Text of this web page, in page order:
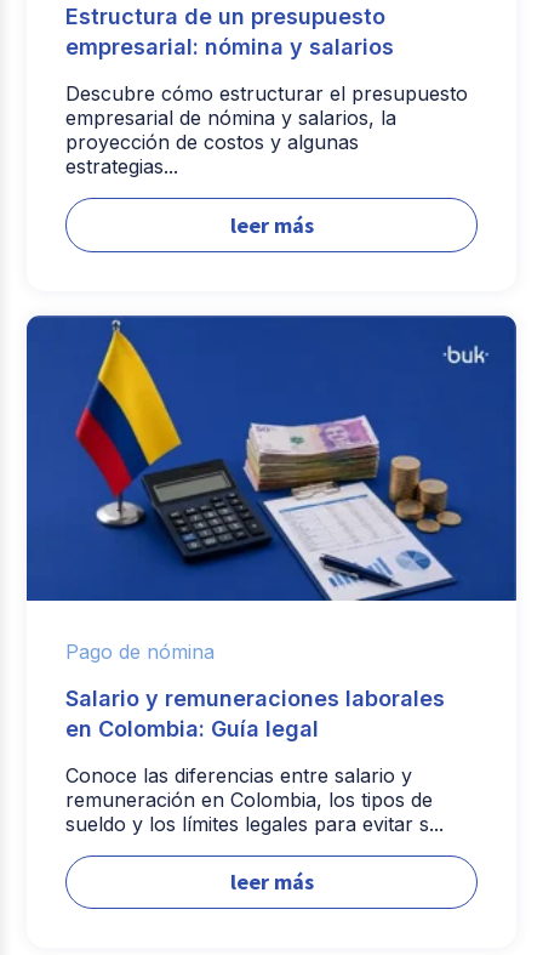
Estructura de un presupuesto
empresarial: nómina y salarios
Descubre cómo estructurar el presupuesto
empresarial de nómina y salarios, la
proyección de costos y algunas
estrategias...
leer más
Pago de nómina
Salario y remuneraciones laborales
en Colombia: Guía legal
Conoce las diferencias entre salario y
remuneración en Colombia, los tipos de
sueldo y los límites legales para evitar s...
leer más